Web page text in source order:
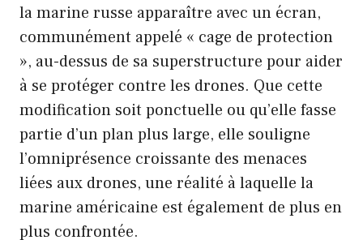
la marine russe apparaître avec un écran,
communément appelé « cage de protection
», au-dessus de sa superstructure pour aider
à se protéger contre les drones. Que cette
modification soit ponctuelle ou qu’elle fasse
partie d’un plan plus large, elle souligne
l’omniprésence croissante des menaces
liées aux drones, une réalité à laquelle la
marine américaine est également de plus en
plus confrontée.